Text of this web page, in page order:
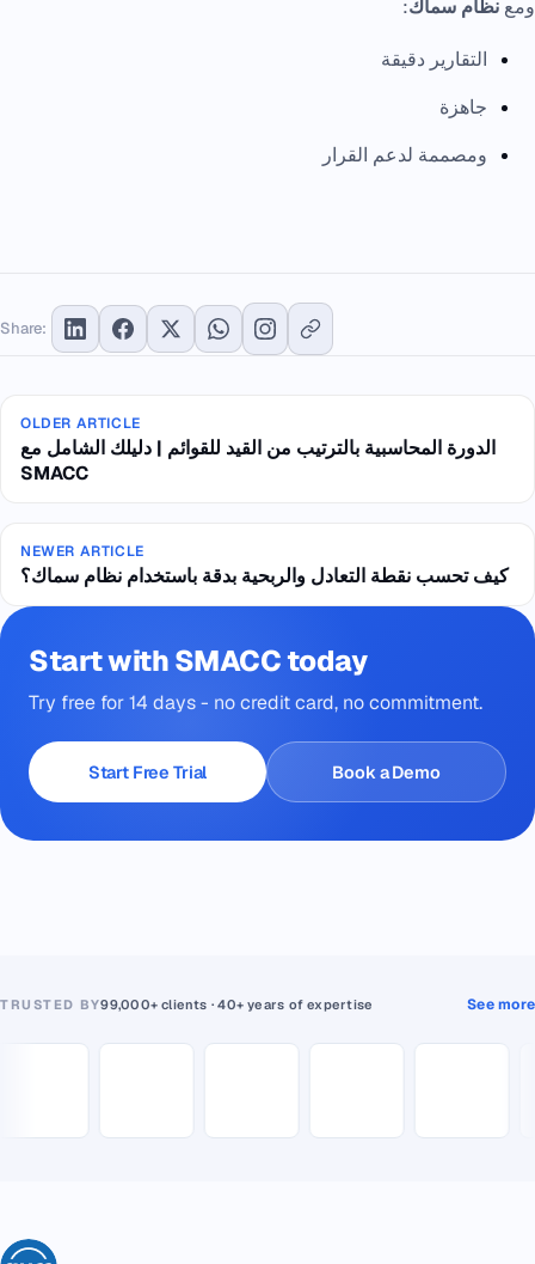
ومع نظام سماك:
التقارير دقيقة
جاهزة
ومصممة لدعم القرار
Share:
OLDER ARTICLE
الدورة المحاسبية بالترتيب من القيد للقوائم | دليلك الشامل مع
SMACC
NEWER ARTICLE
كيف تحسب نقطة التعادل والربحية بدقة باستخدام نظام سماك؟
Start with SMACC today
Try free for 14 days - no credit card, no commitment.
Start Free Trial Book a Demo
TRUSTED BY99,000+ clients · 40+ years of expertise See more